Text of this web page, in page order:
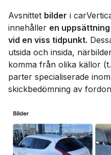
Avsnittet bilder i
innehåller en
vid en viss tidpunkt.
utsida och insida,
komma från olika källor
parter specialiserade
skickbedömning av